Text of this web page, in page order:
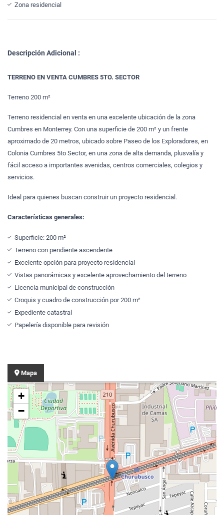
Zona residencial
Descripción Adicional :
TERRENO EN VENTA CUMBRES 5TO. SECTOR
Terreno 200 m²
Terreno residencial en venta en una excelente ubicación de la zona
Cumbres en Monterrey. Con una superficie de 200 m² y un frente
aproximado de 20 metros, ubicado sobre Paseo de los Exploradores, en
Colonia Cumbres 5to Sector, en una zona de alta demanda, plusvalía y
fácil acceso a importantes avenidas, centros comerciales, colegios y
servicios.
Ideal para quienes buscan construir un proyecto residencial.
Características generales:
Superficie: 200 m²
Terreno con pendiente ascendente
Excelente opción para proyecto residencial
Vistas panorámicas y excelente aprovechamiento del terreno
Licencia municipal de construcción
Croquis y cuadro de construcción por 200 m²
Expediente catastral
Papelería disponible para revisión
Mapa
+
−